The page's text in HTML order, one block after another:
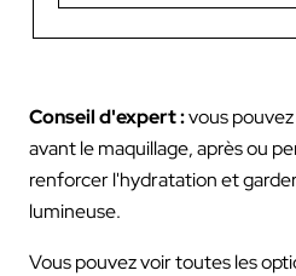
Conseil d'expert :vous
avant le maquillage, après ou
renforcer l'hydratation et
lumineuse.
Vous pouvez voir toutes les